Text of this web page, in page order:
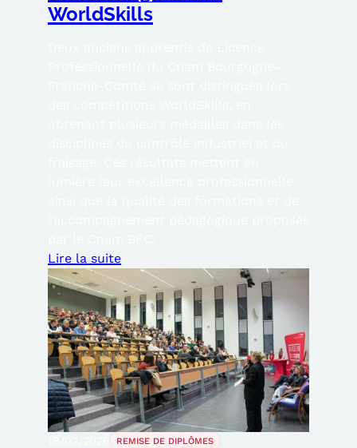
WorldSkills
Lire la suite
REMISE DE DIPLÔMES